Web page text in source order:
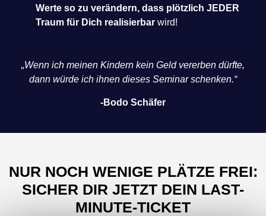
Werte so zu verändern, dass plötzlich JEDER
Traum für Dich realisierbar wird!
„Wenn ich meinen Kindern kein Geld vererben dürfte,
dann würde ich ihnen dieses Seminar schenken.“
-Bodo Schäfer
NUR NOCH WENIGE PLÄTZE FREI:
SICHER DIR JETZT DEIN LAST-
MINUTE-TICKET